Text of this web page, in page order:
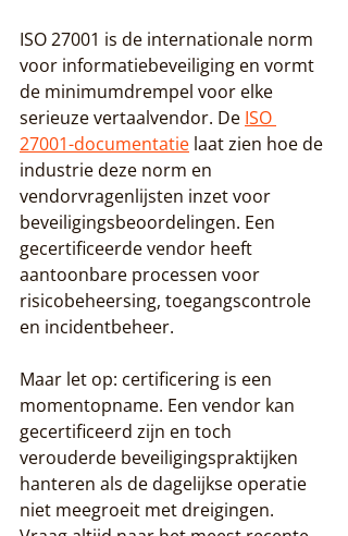
ISO 27001 is de internationale norm
voor informatiebeveiliging en vormt
de minimumdrempel voor elke
serieuze vertaalvendor. De ISO
27001-documentatie laat zien hoe de
industrie deze norm en
vendorvragenlijsten inzet voor
beveiligingsbeoordelingen. Een
gecertificeerde vendor heeft
aantoonbare processen voor
risicobeheersing, toegangscontrole
en incidentbeheer.
Maar let op: certificering is een
momentopname. Een vendor kan
gecertificeerd zijn en toch
verouderde beveiligingspraktijken
hanteren als de dagelijkse operatie
niet meegroeit met dreigingen.